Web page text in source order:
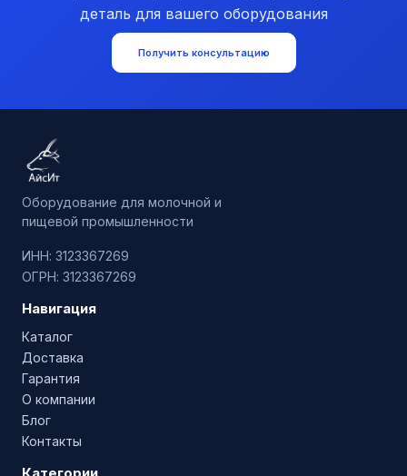
деталь для вашего оборудования
Получить консультацию
Оборудование для молочной и
пищевой промышленности
ИНН: 3123367269
ОГРН: 3123367269
Навигация
Каталог
Доставка
Гарантия
О компании
Блог
Контакты